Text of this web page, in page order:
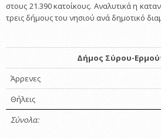
στους 21.390 κατοίκους. Αναλυτικά η
τρεις δήμους του νησιού ανά δημοτικό
Δήμος Σύρου-
Άρρενες
Θήλεις
Σύνολα: